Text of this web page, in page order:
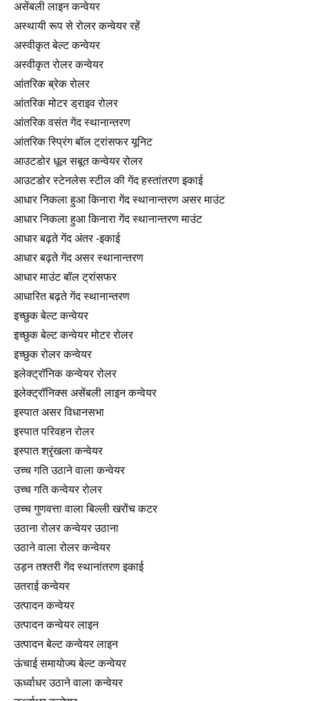
असेंबली लाइन कन्वेयर
अस्थायी रूप से रोलर कन्वेयर रहें
अस्वीकृत बेल्ट कन्वेयर
अस्वीकृत रोलर कन्वेयर
आंतरिक ब्रेक रोलर
आंतरिक मोटर ड्राइव रोलर
आंतरिक वसंत गेंद स्थानान्तरण
आंतरिक स्प्रिंग बॉल ट्रांसफर यूनिट
आउटडोर धूल सबूत कन्वेयर रोलर
आउटडोर स्टेनलेस स्टील की गेंद हस्तांतरण इकाई
आधार निकला हुआ किनारा गेंद स्थानान्तरण असर माउंट
आधार निकला हुआ किनारा गेंद स्थानान्तरण माउंट
आधार बढ़ते गेंद अंतर -इकाई
आधार बढ़ते गेंद असर स्थानान्तरण
आधार माउंट बॉल ट्रांसफर
आधारित बढ़ते गेंद स्थानान्तरण
इच्छुक बेल्ट कन्वेयर
इच्छुक बेल्ट कन्वेयर मोटर रोलर
इच्छुक रोलर कन्वेयर
इलेक्ट्रॉनिक कन्वेयर रोलर
इलेक्ट्रॉनिक्स असेंबली लाइन कन्वेयर
इस्पात असर विधानसभा
इस्पात परिवहन रोलर
इस्पात श्रृंखला कन्वेयर
उच्च गति उठाने वाला कन्वेयर
उच्च गति कन्वेयर रोलर
उच्च गुणवत्ता वाला बिल्ली खरोंच कटर
उठाना रोलर कन्वेयर उठाना
उठाने वाला रोलर कन्वेयर
उड़न तश्तरी गेंद स्थानांतरण इकाई
उतराई कन्वेयर
उत्पादन कन्वेयर
उत्पादन कन्वेयर लाइन
उत्पादन बेल्ट कन्वेयर लाइन
ऊंचाई समायोज्य बेल्ट कन्वेयर
ऊर्ध्वाधर उठाने वाला कन्वेयर